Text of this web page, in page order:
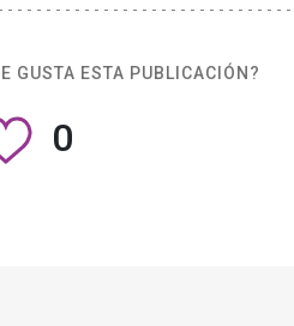
GUSTA ESTA PUBLICACIÓN?
0